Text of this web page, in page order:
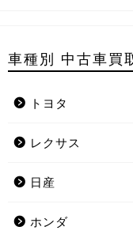
車種別 中古車買
トヨタ
レクサス
日産
ホンダ